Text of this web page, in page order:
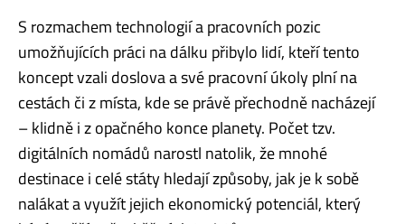
S rozmachem technologií a pracovních pozic
umožňujících práci na dálku přibylo lidí, kteří tento
koncept vzali doslova a své pracovní úkoly plní na
cestách či z místa, kde se právě přechodně nacházejí
– klidně i z opačného konce planety. Počet tzv.
digitálních nomádů narostl natolik, že mnohé
destinace i celé státy hledají způsoby, jak je k sobě
nalákat a využít jejich ekonomický potenciál, který